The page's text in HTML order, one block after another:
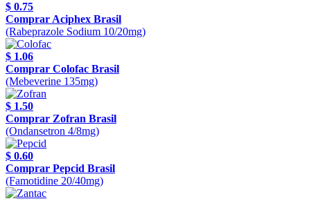
$ 0.75
Comprar Aciphex Brasil
(Rabeprazole Sodium 10/20mg)
$ 1.06
Comprar Colofac Brasil
(Mebeverine 135mg)
$ 1.50
Comprar Zofran Brasil
(Ondansetron 4/8mg)
$ 0.60
Comprar Pepcid Brasil
(Famotidine 20/40mg)